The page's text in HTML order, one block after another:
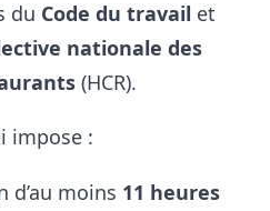
du Code du travail et
nationale des
(HCR).
impose :
d’au moins 11 heures